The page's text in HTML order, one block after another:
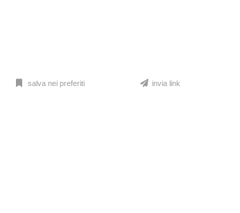
salva nei preferiti invia link